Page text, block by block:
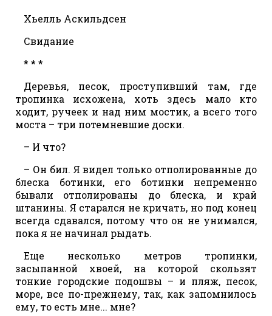
Хьелль Аскильдсен
Свидание
* * *
Деревья, песок, проступивший там, где
тропинка исхожена, хоть здесь мало кто
ходит, ручеек и над ним мостик, а всего того
моста – три потемневшие доски.
– И что?
– Он бил. Я видел только отполированные до
блеска ботинки, его ботинки непременно
бывали отполированы до блеска, и край
штанины. Я старался не кричать, но под конец
всегда сдавался, потому что он не унимался,
пока я не начинал рыдать.
Еще несколько метров тропинки,
засыпанной хвоей, на которой скользят
тонкие городские подошвы – и пляж, песок,
море, все по-прежнему, так, как запомнилось
ему, то есть мне... мне?